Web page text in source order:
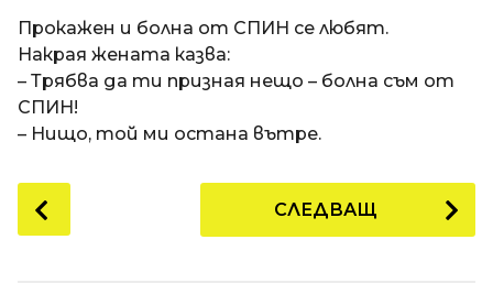
п
р
е
д
и
8
о
t
i
Прокажен и болна от СПИН се любят.
Накрая жената казва:
– Трябва да ти призная нещо – болна съм от
СПИН!
– Нищо, той ми остана вътре.
o
СЛЕДВАЩ